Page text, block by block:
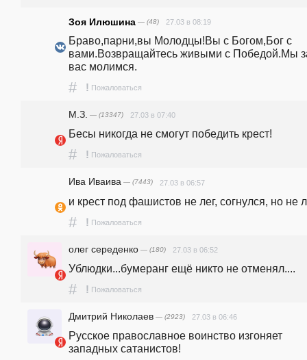
Зоя Илюшина — (48) 27.03 в 08:19
Браво,парни,вы Молодцы!Вы с Богом,Бог с
вами.Возвращайтесь живыми с Победой.Мы
вас молимся.
# ! Пожаловаться
М.З. — (13347) 27.03 в 07:40
Бесы никогда не смогут победить крест!
# ! Пожаловаться
Ива Иваива — (7443) 27.03 в 06:57
и крест под фашистов не лег, согнулся, но не
# ! Пожаловаться
олег середенко — (180) 27.03 в 06:52
Ублюдки...бумеранг ещё никто не отменял....
# ! Пожаловаться
Дмитрий Николаев — (2923) 27.03 в 06:46
Русское православное воинство изгоняет
западных сатанистов!